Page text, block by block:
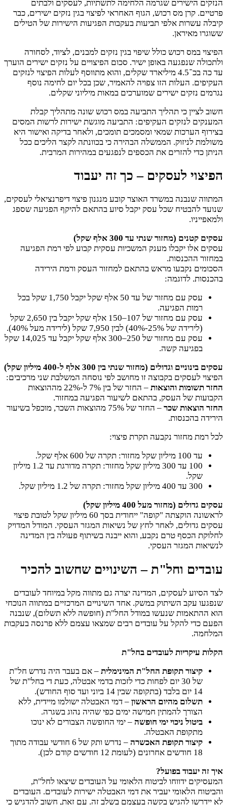
הנזקים הישירים שגרמה הלחימה לתשתיות, לעסקים ולבתים
פרטיים. קרן מס רכוש, הגוף האחראי לפיצוי בגין נזקים ישירים, כבר
קיבלה עשרות אלפי תביעות בעקבות הפגיעות הישירות של הטילים
ששוגרו מאיראן.
הפיצוי במס רכוש כולל שיפוי בגין נזקים למבנים, לציוד, לסחורה
ולתכולה שנפגעה באופן ישיר. סכום הפיצויים על נזקים ישירים הוערך
עד כה בכ־4.5 מיליארד שקלים, והוא מתווסף לעלות הפיצוי לנזקים
העקיפים. העלות הזו צפויה להאמיר, שכן בכל יום לחימה נוסף
נגרמים נזקים ישירים שמוערכים במאות מיליוני שקלים.
חשוב לציין כי תהליך התביעה במס רכוש שונה מתהליך קבלת
המענקים לנזקים העקיפים: התביעה מוגשת ישירות לרשות המסים
בצירוף הערכות שמאי ומסמכים תומכים, ולאחר בדיקה ואישור היא
משולמת לניזוק. הממשלה הבהירה כי בכוונתה לקצר הליכים ככל
הניתן כדי להזרים את הכספים לנפגעים במהירות המרבית.
הפיצוי לעסקים – כך זה יעבוד
המתווה שנבנה במשרד האוצר קובע מנגנון פיצוי דיפרנציאלי לעסקים,
שנועד להבטיח שכל עסק יקבל סיוע בהתאם להיקף הפגיעה שספג
ולמאפייניו.
עסקים קטנים (מחזור שנתי עד 300 אלף שקל)
עסקים אלו יקבלו מענק המשכיות עסקית קבוע לפי רמת הפגיעה
במחזור ההכנסות.
הסכומים נקבעו מראש בהתאם למחזור העסק ורמת הירידה
בהכנסות. לדוגמה:
עסק עם מחזור של עד 50 אלף שקל יקבל 1,750 שקל בכל
רמות הפגיעה.
עסק עם מחזור של 107–150 אלף שקל יקבל בין 2,650 שקל
(לירידה של 25%-40%) לבין 7,950 שקל (לירידה מעל 40%).
עסק עם מחזור של 250–300 אלף שקל יקבל עד 14,025 שקל
בפגיעה קשה.
עסקים בינוניים וגדולים (מחזור שנתי בין 300 אלף ל-400 מיליון שקל)
הפיצוי לעסקים בקבוצה זו מחושב לפי נוסחה המשלבת שני מרכיבים:
החזר תשומות והוצאות
– החזר של בין 7% ל-22% מההוצאות
הקבועות של העסק, בהתאם לשיעור הפגיעה במחזור.
החזר הוצאות שכר
– החזר של 75% מהוצאות השכר, מוכפל בשיעור
הירידה בהכנסות.
לכל רמת מחזור נקבעה תקרת פיצוי:
עד 100 מיליון שקל מחזור: תקרה של 600 אלף שקל.
100 עד 300 מיליון שקל מחזור: תקרה מדורגת עד 1.2 מיליון
שקל.
300 עד 400 מיליון שקל מחזור: תקרה של 1.2 מיליון שקל.
עסקים גדולים (מחזור מעל 400 מיליון שקל)
לראשונה הוקצתה "קופה" ייחודית בסך 60 מיליון שקל לטובת פיצוי
עסקים גדולים, לאחר לחץ של נשיאות המגזר העסקי. המודל המדויק
לחלוקת הכסף טרם נקבע, והוא ייבנה בשיתוף פעולה בין המדינה
לנשיאות המגזר העסקי.
עובדים וחל"ת – השינויים שחשוב להכיר
לצד הסיוע לעסקים, המדינה יצרה גם מתווה מקל במיוחד לעובדים
שנפגעו עקב השיתוק במשק. אחד השינויים המרכזיים במתווה הנוכחי
הוא ההתאמות שנעשו במודל החל"ת (חופשה ללא תשלום), שנבנה
הפעם כדי להקל על עובדים רבים שמצאו עצמם ללא פרנסה בעקבות
המלחמה.
הקלות עיקריות לעובדים בחל"ת
קיצור תקופת החל"ת המינימלית – אם בעבר היה נדרש חל"ת
של 30 יום לפחות כדי לזכות בדמי אבטלה, כעת די בחל"ת של
14 יום בלבד (בתקופה שבין 14 ביוני ועד סוף החודש).
תשלום מהיום הראשון – דמי האבטלה ישולמו מיידית, ללא
הצורך להמתין חמישה ימים כפי שהיה נהוג בשגרה.
ביטול ניכוי ימי חופשה – ימי החופשה הצבורים לא ינוכו
מתקופת האבטלה.
קיצור תקופת האכשרה
– נדרש ותק של 6 חודשי עבודה מתוך
18 חודשים אחרונים (לעומת 12 חודשים קודם לכן).
איך זה יעבוד בפועל?
המעסיקים ידווחו לביטוח הלאומי על העובדים שיצאו לחל"ת,
והביטוח הלאומי יעביר את דמי האבטלה ישירות לעובדים. העובדים
לא יידרשו להגיש בקשה בעצמם בשלב זה. עם זאת, חשוב להדגיש כי